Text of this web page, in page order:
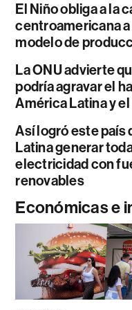
El Niño obliga a la
centroamericana
modelo de
La ONU advierte
podría agravar el
América Latina y
Así logró este país
Latina generar
electricidad con
renovables
Económicas e